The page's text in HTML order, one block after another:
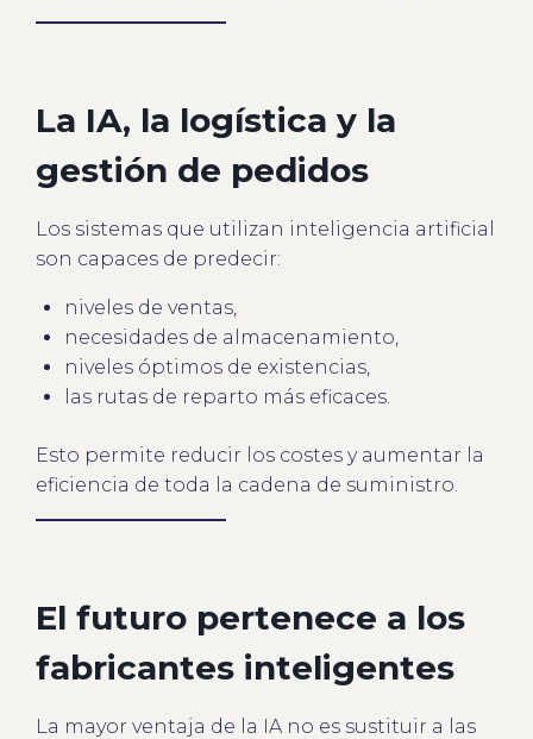
La IA, la logística y la
gestión de pedidos
Los sistemas que utilizan inteligencia artificial
son capaces de predecir:
niveles de ventas,
necesidades de almacenamiento,
niveles óptimos de existencias,
las rutas de reparto más eficaces.
Esto permite reducir los costes y aumentar la
eficiencia de toda la cadena de suministro.
El futuro pertenece a los
fabricantes inteligentes
La mayor ventaja de la IA no es sustituir a las